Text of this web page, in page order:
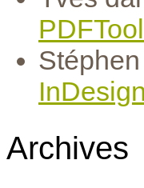
Stéphen
Archives